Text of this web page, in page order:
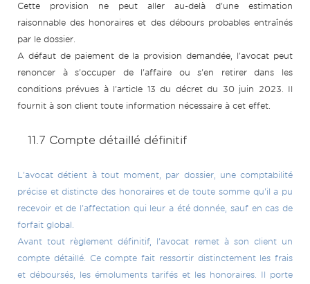
Cette provision ne peut aller au-delà d'une estimation
raisonnable des honoraires et des débours probables entraînés
par le dossier.
A défaut de paiement de la provision demandée, l'avocat peut
renoncer à s'occuper de l'affaire ou s'en retirer dans les
conditions prévues à l'article 13 du décret du 30 juin 2023. Il
fournit à son client toute information nécessaire à cet effet.
11.7 Compte détaillé définitif
L'avocat détient à tout moment, par dossier, une comptabilité
précise et distincte des honoraires et de toute somme qu'il a pu
recevoir et de l'affectation qui leur a été donnée, sauf en cas de
forfait global.
Avant tout règlement définitif, l'avocat remet à son client un
compte détaillé. Ce compte fait ressortir distinctement les frais
et déboursés, les émoluments tarifés et les honoraires. Il porte